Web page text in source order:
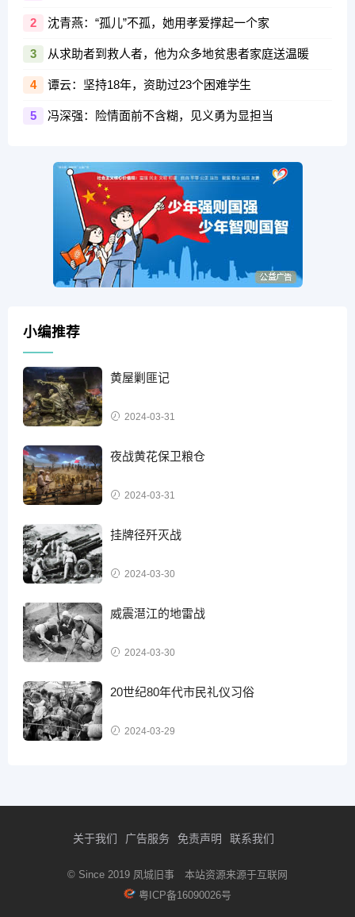
2 沈青燕：“孤儿”不孤，她用孝爱撑起一个家
3 从求助者到救人者，他为众多地贫患者家庭送温暖
4 谭云：坚持18年，资助过23个困难学生
5 冯深强：险情面前不含糊，见义勇为显担当
小编推荐
黄屋剿匪记
2024-03-31
夜战黄花保卫粮仓
2024-03-31
挂牌径歼灭战
2024-03-30
威震潖江的地雷战
2024-03-30
20世纪80年代市民礼仪习俗
2024-03-29
关于我们 广告服务 免责声明 联系我们
© Since 2019 凤城旧事 本站资源来源于互联网
粤ICP备16090026号